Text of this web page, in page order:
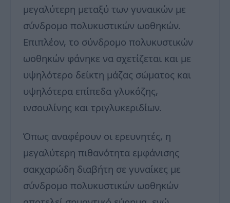
μεγαλύτερη μεταξύ των γυναικών με
σύνδρομο πολυκυστικών ωοθηκών.
Επιπλέον, το σύνδρομο πολυκυστικών
ωοθηκών φάνηκε να σχετίζεται και με
υψηλότερο δείκτη μάζας σώματος και
υψηλότερα επίπεδα γλυκόζης,
ινσουλίνης και τριγλυκεριδίων.
Όπως αναφέρουν οι ερευνητές, η
μεγαλύτερη πιθανότητα εμφάνισης
σακχαρώδη διαβήτη σε γυναίκες με
σύνδρομο πολυκυστικών ωοθηκών